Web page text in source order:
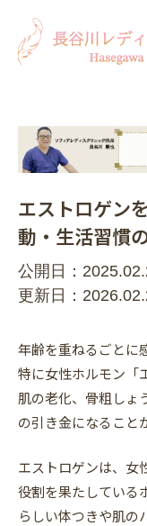
エストロゲン
動・生活習慣
公開日：
更新日：
年齢を重ねるごとに
特に女性ホルモン「
肌の老化、骨粗しょ
の引き金になること
エストロゲンは、女
役割を果たしている
らしい体つきや肌の